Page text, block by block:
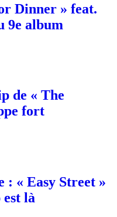
Dinner » feat.
9e album
de « The
fort
: « Easy Street »
là